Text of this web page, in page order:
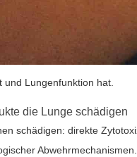
und Lungenfunktion hat.
die Lunge schädigen
schädigen: direkte